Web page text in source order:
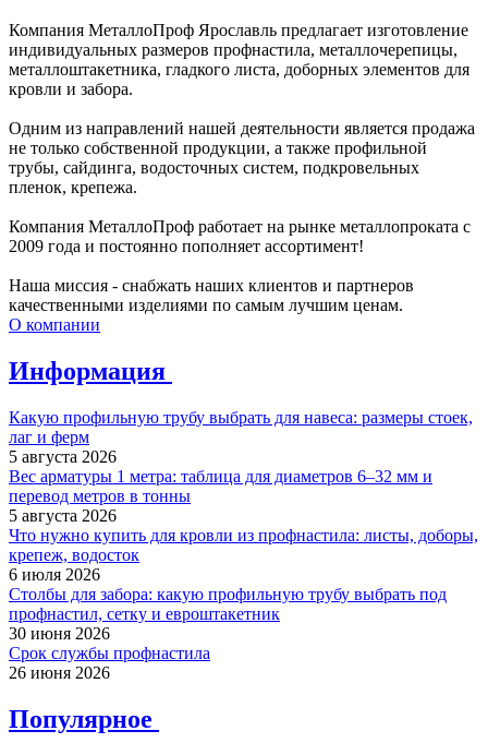
Компания МеталлоПроф Ярославль предлагает изготовление
индивидуальных размеров профнастила, металлочерепицы,
металлоштакетника, гладкого листа, доборных элементов для
кровли и забора.
Одним из направлений нашей деятельности является продажа
не только собственной продукции, а также профильной
трубы, сайдинга, водосточных систем, подкровельных
пленок, крепежа.
Компания МеталлоПроф работает на рынке металлопроката с
2009 года и постоянно пополняет ассортимент!
Наша миссия - снабжать наших клиентов и партнеров
качественными изделиями по самым лучшим ценам.
О компании
Информация
Какую профильную трубу выбрать для навеса: размеры стоек,
лаг и ферм
5 августа 2026
Вес арматуры 1 метра: таблица для диаметров 6–32 мм и
перевод метров в тонны
5 августа 2026
Что нужно купить для кровли из профнастила: листы, доборы,
крепеж, водосток
6 июля 2026
Столбы для забора: какую профильную трубу выбрать под
профнастил, сетку и евроштакетник
30 июня 2026
Срок службы профнастила
26 июня 2026
Популярное